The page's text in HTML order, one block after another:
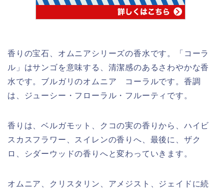
香りの宝石、オムニアシリーズの香水です。「コーラ
ル」はサンゴを意味する、清潔感のあるさわやかな香
水です。ブルガリのオムニア コーラルです。香調
は、ジューシー・フローラル・フルーティです。
香りは、ベルガモット、クコの実の香りから、ハイビ
スカスフラワー、スイレンの香りへ、最後に、ザク
ロ、シダーウッドの香りへと変わっていきます。
オムニア、クリスタリン、アメジスト、ジェイドに続